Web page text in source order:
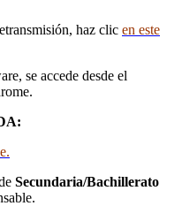
haz clic en este
se accede desde el
Secundaria/Bachillerato